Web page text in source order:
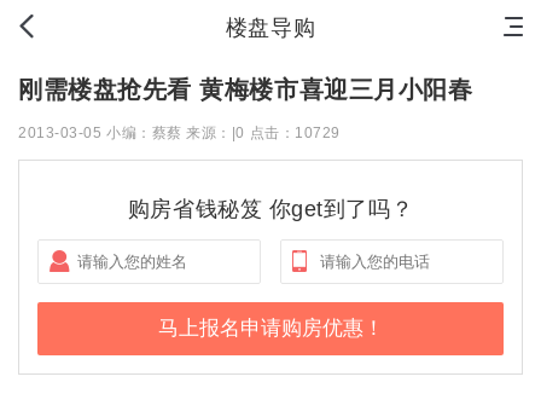
楼盘导购
出售
刚需楼盘抢先看 黄梅楼市喜迎三月小阳春
2013-03-05 小编：蔡蔡 来源：|0 点击：10729
购房省钱秘笈 你get到了吗？